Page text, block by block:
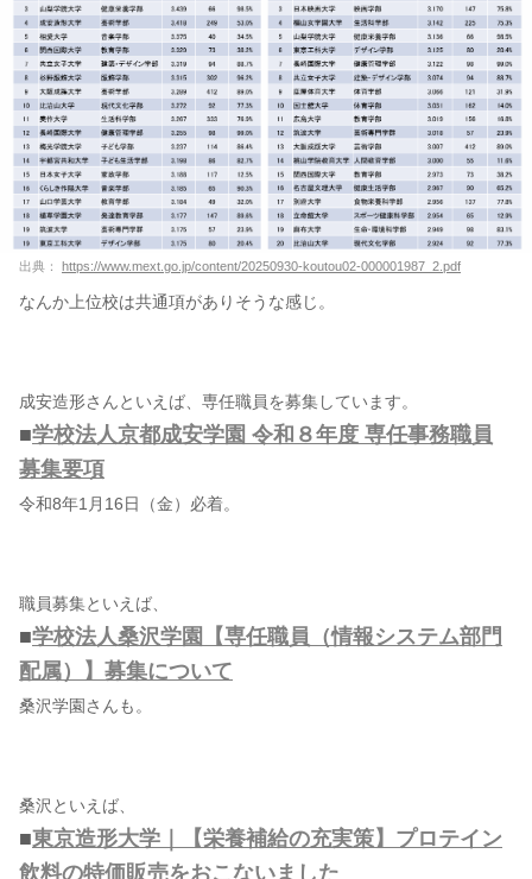
出典： https://www.mext.go.jp/content/20250930-koutou02-000001987_2.pdf
なんか上位校は共通項がありそうな感じ。
成安造形さんといえば、専任職員を募集しています。
■学校法人京都成安学園 令和８年度 専任事務職員
募集要項
令和8年1月16日（金）必着。
職員募集といえば、
■学校法人桑沢学園【専任職員（情報システム部門
配属）】募集について
桑沢学園さんも。
桑沢といえば、
■東京造形大学｜【栄養補給の充実策】プロテイン
飲料の特価販売をおこないました